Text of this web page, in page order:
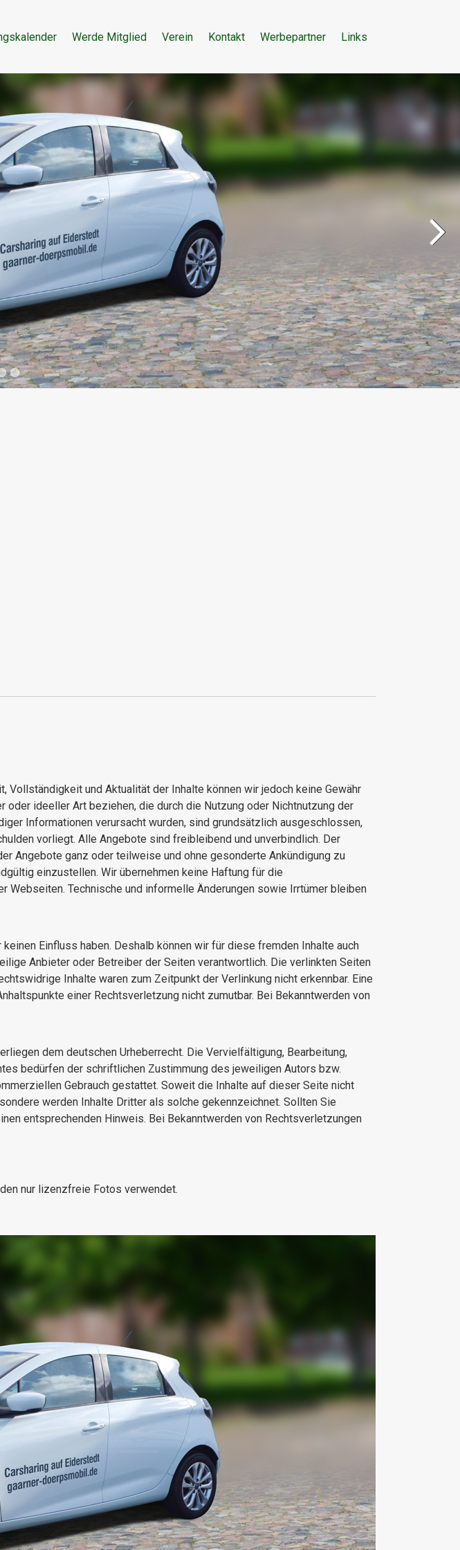
Werde Mitglied Verein Kontakt Werbepartner Links
und Aktualität der Inhalte können wir jedoch keine Gewähr
ideeller Art beziehen, die durch die Nutzung oder Nichtnutzung der
Informationen verursacht wurden, sind grundsätzlich ausgeschlossen,
vorliegt. Alle Angebote sind freibleibend und unverbindlich. Der
Angebote ganz oder teilweise und ohne gesonderte Ankündigung zu
einzustellen. Wir übernehmen keine Haftung für die
Technische und informelle Änderungen sowie Irrtümer bleiben
Einfluss haben. Deshalb können wir für diese fremden Inhalte auch
Anbieter oder Betreiber der Seiten verantwortlich. Die verlinkten Seiten
Inhalte waren zum Zeitpunkt der Verlinkung nicht erkennbar. Eine
einer Rechtsverletzung nicht zumutbar. Bei Bekanntwerden von
dem deutschen Urheberrecht. Die Vervielfältigung, Bearbeitung,
bedürfen der schriftlichen Zustimmung des jeweiligen Autors bzw.
Gebrauch gestattet. Soweit die Inhalte auf dieser Seite nicht
werden Inhalte Dritter als solche gekennzeichnet. Sollten Sie
entsprechenden Hinweis. Bei Bekanntwerden von Rechtsverletzungen
nur lizenzfreie Fotos verwendet.